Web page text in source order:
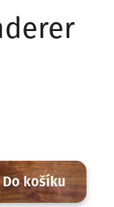
Do košíku